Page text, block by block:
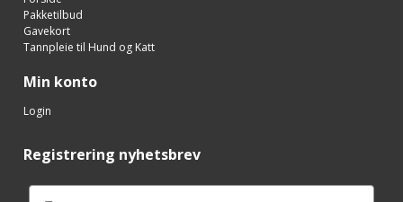
Pakketilbud
Gavekort
Tannpleie til Hund og Katt
Min konto
Login
Registrering nyhetsbrev